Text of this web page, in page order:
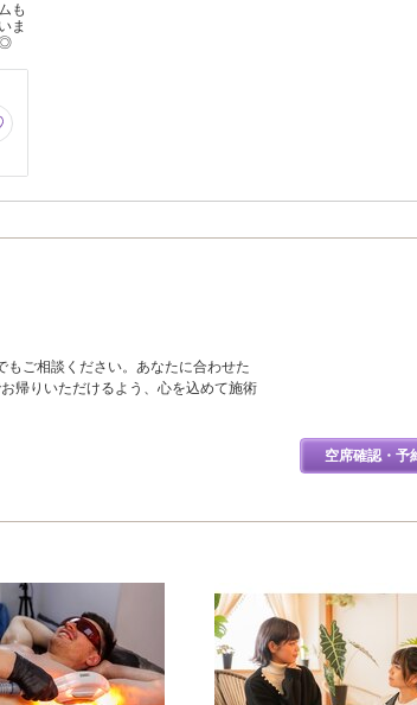
も
ま
◎
もご相談ください。あなたに合わせた
帰りいただけるよう、心を込めて施術
空席確認・予